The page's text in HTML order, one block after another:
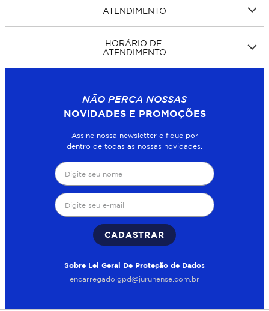
ATENDIMENTO
HORÁRIO DE
ATENDIMENTO
NÃO PERCA NOSSAS
NOVIDADES E PROMOÇÕES
Assine nossa newsletter e fique por
dentro de todas as nossas novidades.
CADASTRAR
Sobre Lei Geral De Proteção de Dados
encarregadolgpd@jurunense.com.br